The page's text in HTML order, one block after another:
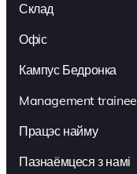
Склад
Офіс
Кампус Бедронка
Management trainee
Працэс найму
Пазнаёмцеся з намі